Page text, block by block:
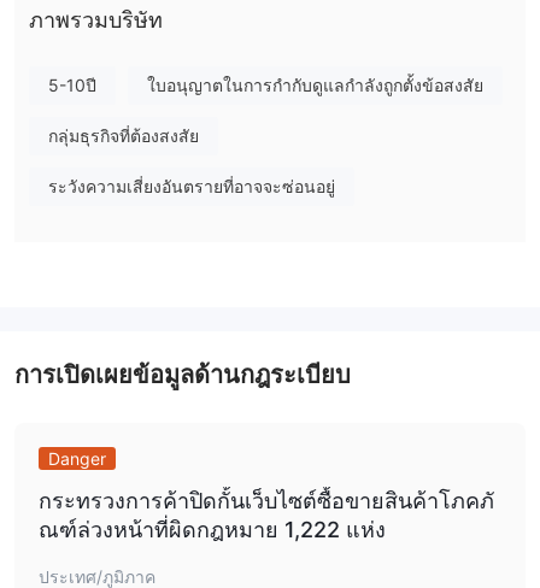
โภคภัณฑ์ล่วงหน้าที่ไม่ได้รับอนุญาต นี่เป็นธงสีแดงที่สำคัญสำหรับผู้มี
ข้อเสียข้อดี
มันคือควบคุมโดยสำนักงานคณะกรรมการกำกับหลักทรัพย์
มาตรฐานการกำกับดูแลที่เข้มงวด
มันให้วิธีการฝากและถอนเงินที่หลากหลาย
จุดด้อย:
ได้รับการทำเครื่องหมายในรายการเตือน WikiFxซึ่งอาจ
ทำให้เกิดความกังวลเกี่ยวกับความน่าเชื่อถือและความน่าเชื่อถือได้ เป็น
สิ่งสำคัญเสมอที่เทรดเดอร์จะต้องตรวจสอบสถานะเมื่อเลือกโบรกเกอร์
ภาพรวมบริษัท
5-10ปี ใบอนุญาตในการกำกับดูแลกำลังถูกตั้งข้อสงสัย
กลุ่มธุรกิจที่ต้องสงสัย
ระวังความเสี่ยงอันตรายที่อาจจะซ่อนอยู่
การเปิดเผยข้อมูลด้านกฎระเบียบ
Danger
กระทรวงการค้าปิดกั้นเว็บไซต์ซื้อขายสินค้าโภคภั
ณฑ์ล่วงหน้าที่ผิดกฎหมาย 1,222 แห่ง
ประเทศ/ภูมิภาค